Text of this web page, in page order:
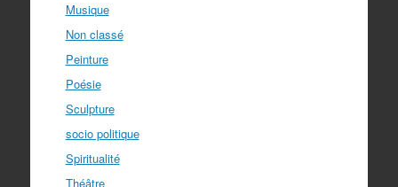
Musique
Non classé
Peinture
Poésie
Sculpture
socio politique
Spiritualité
Théâtre